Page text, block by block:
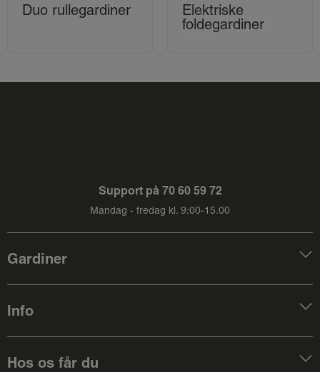
Duo rullegardiner
Elektriske
foldegardiner
Support på 70 60 59 72
Mandag - fredag kl. 9:00-15.00
Gardiner
Info
Hos os får du